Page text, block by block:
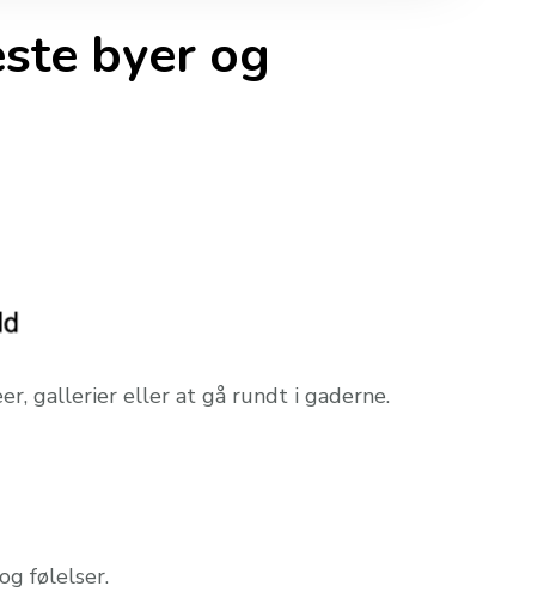
byer og
gallerier eller at gå rundt i gaderne.
følelser.